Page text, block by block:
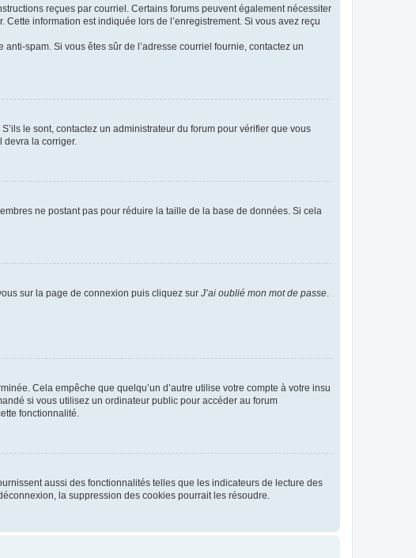
reçues par courriel. Certains forums peuvent également nécessiter
information est indiquée lors de l’enregistrement. Si vous avez reçu
spam. Si vous êtes sûr de l’adresse courriel fournie, contactez un
le sont, contactez un administrateur du forum pour vérifier que vous
devra la corriger.
ne postant pas pour réduire la taille de la base de données. Si cela
sur la page de connexion puis cliquez sur J’ai oublié mon mot de passe
Cela empêche que quelqu’un d’autre utilise votre compte à votre insu
si vous utilisez un ordinateur public pour accéder au forum
fonctionnalité.
aussi des fonctionnalités telles que les indicateurs de lecture des
la suppression des cookies pourrait les résoudre.